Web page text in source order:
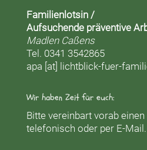
Familienlotsin /
Aufsuchende präventive
Madlen Caßens
Tel. 0341 3542865
apa [at] lichtblick-fuer-
Wir haben Zeit für euch:
Bitte vereinbart vorab
telefonisch oder per E-Mail.